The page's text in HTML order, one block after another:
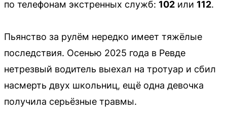
по телефонам экстренных служб: 102 или 112.
Пьянство за рулём нередко имеет тяжёлые
последствия. Осенью 2025 года в Ревде
нетрезвый водитель выехал на тротуар и сбил
насмерть двух школьниц, ещё одна девочка
получила серьёзные травмы.